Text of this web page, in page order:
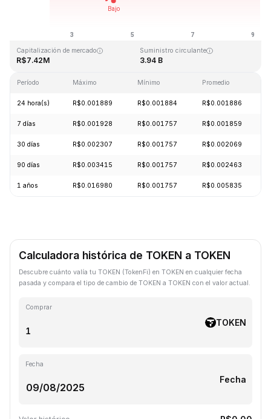
Última actualización: 2026-08-09, 05:49 GMT+0
Capitalización de mercado
R$7.42M
Suministro circulante
3.94 B
Período Máximo Mínimo Promedio
24 hora(s) R$0.001889 R$0.001884 R$0.001886
7 días R$0.001928 R$0.001757 R$0.001859
30 días R$0.002307 R$0.001757 R$0.002069
90 días R$0.003415 R$0.001757 R$0.002463
1 años R$0.016980 R$0.001757 R$0.005835
Calculadora histórica de TOKEN a TOKEN
Descubre cuánto valía tu TOKEN (TokenFi) en TOKEN en cualquier fecha
pasada y compara el tipo de cambio de TOKEN a TOKEN con el valor actual.
Comprar
TOKEN
Fecha
Fecha